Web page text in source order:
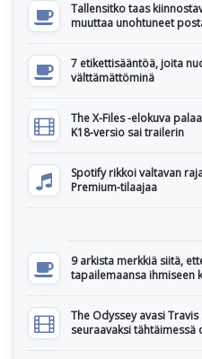
Tallensitko taas
muuttaa unohtuneet
7 etikettisääntöä, joita
välttämättöminä
The X-Files -elokuva
K18-versio sai trailerin
Spotify rikkoi valtavan
Premium-tilaajaa
9 arkista merkkiä siitä,
tapailemaansa ihmiseen
The Odyssey avasi
seuraavaksi tähtäimessä